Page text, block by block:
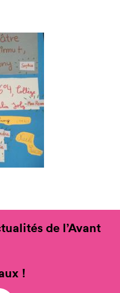
de l’Avant
!